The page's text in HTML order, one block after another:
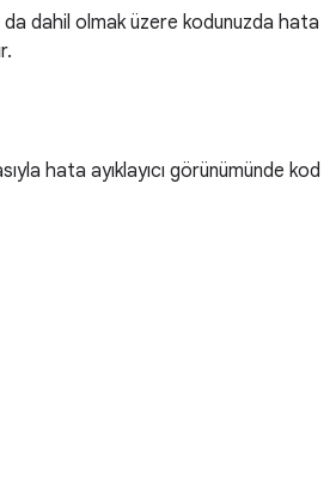
dahil olmak üzere kodunuzda hata
hata ayıklayıcı görünümünde kod